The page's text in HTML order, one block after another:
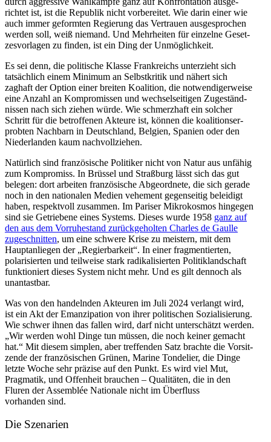
richtet ist, ist die Republik nicht vorbe­reitet. Wie darin einer wie
auch immer geformten Regierung das Vertrauen ausge­sprochen
werden soll, weiß niemand. Und Mehrheiten für einzelne Geset­
zes­vor­lagen zu finden, ist ein Ding der Unmöglichkeit.
Es sei denn, die politische Klasse Frank­reichs unter­zieht sich
tatsächlich einem Minimum an Selbst­kritik und nähert sich
zaghaft der Option einer breiten Koalition, die notwen­di­ger­weise
eine Anzahl an Kompro­missen und wechsel­sei­tigen Zugeständ­
nissen nach sich ziehen würde. Wie schmerzhaft ein solcher
Schritt für die betrof­fenen Akteure ist, können die koali­ti­ons­er­
probten Nachbarn in Deutschland, Belgien, Spanien oder den
Nieder­landen kaum nachvollziehen.
Natürlich sind franzö­sische Politiker nicht von Natur aus unfähig
zum Kompromiss. In Brüssel und Straßburg lässt sich das gut
belegen: dort arbeiten franzö­sische Abgeordnete, die sich gerade
noch in den natio­nalen Medien vehement gegen­seitig beleidigt
haben, respektvoll zusammen. Im Pariser Mikro­kosmos hingegen
sind sie Getriebene eines Systems. Dieses wurde 1958 ganz auf
den aus dem Vorru­he­stand zurück­ge­holten Charles de Gaulle
zugeschnitten, um eine schwere Krise zu meistern, mit dem
Haupt­an­liegen der „Regier­barkeit“. In einer fragmen­tierten,
polari­sierten und teilweise stark radika­li­sierten Politik­land­schaft
funktio­niert dieses System nicht mehr. Und es gilt dennoch als
unantastbar.
Was von den handelnden Akteuren im Juli 2024 verlangt wird,
ist ein Akt der Emanzi­pation von ihrer politi­schen Sozia­li­sierung.
Wie schwer ihnen das fallen wird, darf nicht unter­schätzt werden.
„Wir werden wohl Dinge tun müssen, die noch keiner gemacht
hat.“ Mit diesem simplen, aber treffenden Satz brachte die Vorsit­
zende der franzö­si­schen Grünen, Marine Tondelier, die Dinge
letzte Woche sehr präzise auf den Punkt. Es wird viel Mut,
Pragmatik, und Offenheit brauchen – Quali­täten, die in den
Fluren der Assemblée Nationale nicht im Überfluss
vorhanden sind.
Die Szenarien